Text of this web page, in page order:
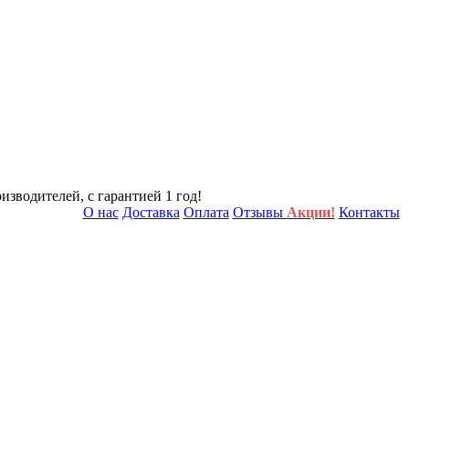
с гарантией 1 год!
О нас Доставка Оплата Отзывы Акции! Контакты